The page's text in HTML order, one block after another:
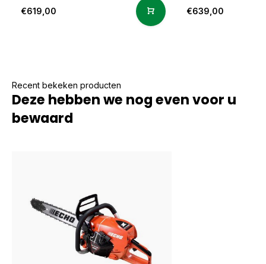
€619,00 €639,00
Recent bekeken producten
Deze hebben we nog even voor u
bewaard